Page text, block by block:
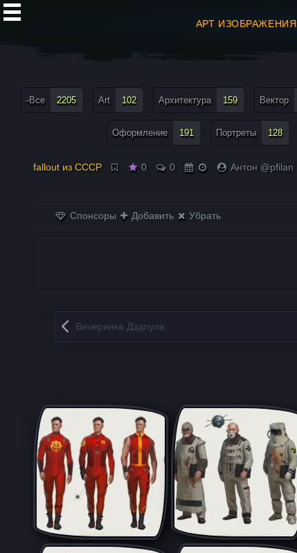
АРТ ИЗОБРАЖЕНИЯ
-Все 2205 Art 102 Архитектура 159 Вектор
Оформление 191 Портреты 128
fallout из СССР 0 0 Антон @pfilan
Спонсоры Добавить Убрать
Запись навигация
Вечеринка Дэдпула